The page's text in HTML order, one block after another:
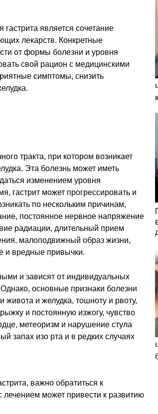
является сочетание
лекарств. Конкретные
от формы болезни и уровня
свой рацион с медицинскими
симптомы, снизить
тракта, при котором возникает
Эта болезнь может иметь
изменением уровня
гастрит может прогрессировать и
по нескольким причинам,
постоянное нервное напряжение
радиации, длительный прием
малоподвижный образ жизни,
и вредные привычки.
и зависят от индивидуальных
основные признаки болезни
живота и желудка, тошноту и рвоту,
и постоянную изжогу, чувство
метеоризм и нарушение стула
запах изо рта и в редких случаях
важно обратиться к
может привести к развитию